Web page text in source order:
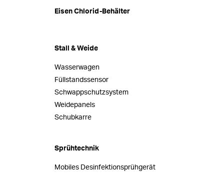
Eisen Chlorid-Behälter
Stall & Weide
Wasserwagen
Füllstandssensor
Schwappschutzsystem
Weidepanels
Schubkarre
Sprühtechnik
Mobiles Desinfektionsprühgerät